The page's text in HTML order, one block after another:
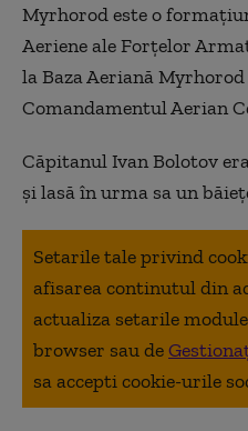
Myrhorod este o
Aeriene ale Forțelor
la Baza Aeriană
Comandamentul Aerian
Căpitanul Ivan Bolotov
și lasă în urma sa un
Setarile tale privind
afisarea continutul din
actualiza setarile
browser sau de
sa accepti cookie-urile